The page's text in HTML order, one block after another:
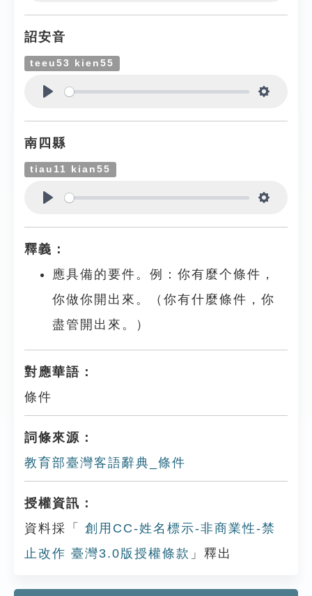
詔安音
teeu53 kien55
南四縣
tiau11 kian55
釋義：
應具備的要件。例：你有麼个條件，
你做你開出來。（你有什麼條件，你
盡管開出來。）
對應華語：
條件
詞條來源：
教育部臺灣客語辭典_條件
授權資訊：
資料採「
創用CC-姓名標示-非商業性-禁
止改作 臺灣3.0版授權條款 」釋出